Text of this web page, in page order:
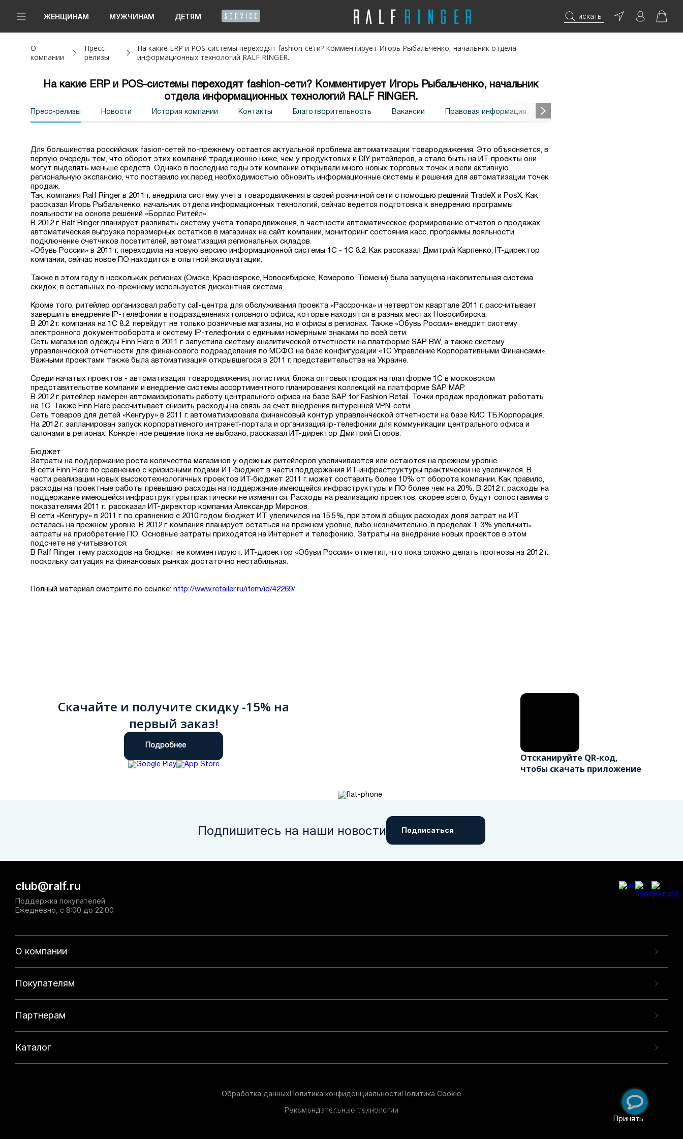
ЖЕНЩИНАМ МУЖЧИНАМ ДЕТЯМ искать
Женщинам
Капсула
Аутлет
Акции / Новости
Адреса магазинов
О
компании
Пресс-
релизы
На какие ERP и POS-системы переходят fashion-сети? Комментирует Игорь Рыбальченко, начальник отдела
информационных технологий RALF RINGER.
На какие ERP и POS-системы переходят fashion-сети? Комментирует Игорь Рыбальченко, начальник
отдела информационных технологий RALF RINGER.
Пресс-релизы Новости История компании Контакты Благотворительность Вакансии Правовая информация
Для большинства российских fasion-сетей по-прежнему остается актуальной проблема автоматизации товародвижения. Это объясняется, в
первую очередь тем, что оборот этих компаний традиционно ниже, чем у продуктовых и DIY-ритейлеров, а стало быть на ИТ-проекты они
могут выделять меньше средств. Однако в последние годы эти компании открывали много новых торговых точек и вели активную
региональную экспансию, что поставило их перед необходимостью обновить информационные системы и решения для автоматизации точек
продаж.
Так, компания Ralf Ringer в 2011 г. внедрила систему учета товародвижения в своей розничной сети с помощью решений TradeX и PosX. Как
рассказал Игорь Рыбальченко, начальник отдела информационных технологий, сейчас ведется подготовка к внедрению программы
лояльности на основе решений «Борлас Ритейл».
В 2012 г. Ralf Ringer планирует развивать систему учета товародвижения, в частности автоматическое формирование отчетов о продажах,
автоматическая выгрузка поразмерных остатков в магазинах на сайт компании, мониторинг состояния касс, программы лояльности,
подключение счетчиков посетителей, автоматизация региональных складов.
«Обувь России» в 2011 г. переходила на новую версию информационной системы 1С - 1С 8.2. Как рассказал Дмитрий Карпенко, IT-директор
компании, сейчас новое ПО находится в опытной эксплуатации.
Также в этом году в нескольких регионах (Омске, Красноярске, Новосибирске, Кемерово, Тюмени) была запущена накопительная система
скидок, в остальных по-прежнему используется дисконтная система.
Кроме того, ритейлер организовал работу call-центра для обслуживания проекта «Рассрочка» и четвертом квартале 2011 г. рассчитывает
завершить внедрение IP-телефонии в подразделениях головного офиса, которые находятся в разных местах Новосибирска.
В 2012 г. компания на 1С 8.2. перейдут не только розничные магазины, но и офисы в регионах. Также «Обувь России» внедрит систему
электронного документооборота и систему IP-телефонии с едиными номерными знаками по всей сети.
Сеть магазинов одежды Finn Flare в 2011 г. запустила систему аналитической отчетности на платформе SAP BW, а также систему
управленческой отчетности для финансового подразделения по МСФО на базе конфигурации «1С Управление Корпоративными Финансами».
Важными проектами также была автоматизация открывшегося в 2011 г. представительства на Украине.
Среди начатых проектов - автоматизация товародвижения, логистики, блока оптовых продаж на платформе 1С в московском
представительстве компании и внедрение системы ассортиментного планирования коллекций на платформе SAP MAP.
В 2012 г. ритейлер намерен автомаизировать работу центрального офиса на базе SAP for Fashion Retail. Точки продаж продолжат работать
на 1С. Также Finn Flare рассчитывает снизить расходы на связь за счет внедрения внтуренней VPN-сети
Сеть товаров для детей «Кенгуру» в 2011 г. автоматизировала финансовый контур управленческой отчетности на базе КИС ТБ.Корпорация.
На 2012 г. запланирован запуск корпоративного интранет-портала и организация ip-телефонии для коммуникации центрального офиса и
салонами в регионах. Конкретное решение пока не выбрано, рассказал ИТ-директор Дмитрий Егоров.
Бюджет
Затраты на поддержание роста количества магазинов у одежных ритейлеров увеличиваются или остаются на прежнем уровне.
В сети Finn Flare по сравнению с кризисными годами ИТ-бюджет в части поддержания ИТ-инфраструктуры практически не увеличился. В
части реализации новых высокотехнологичных проектов ИТ-бюджет 2011 г. может составить более 10% от оборота компании. Как правило,
расходы на проектные работы превышаю расходы на поддержание имеющейся инфраструктуры и ПО более чем на 20%. В 2012 г. расходы на
поддержание имеющейся инфраструктуры практически не изменятся. Расходы на реализацию проектов, скорее всего, будут сопоставимы с
показателями 2011 г., рассказал ИТ-директор компании Александр Миронов.
В сети «Кенгуру» в 2011 г. по сравнению с 2010 годом бюджет ИТ увеличился на 15,5%, при этом в общих расходах доля затрат на ИТ
осталась на прежнем уровне. В 2012 г. компания планирует остаться на прежнем уровне, либо незначительно, в пределах 1-3% увеличить
затраты на приобретение ПО. Основные затраты приходятся на Интернет и телефонию. Затраты на внедрение новых проектов в этом
подсчете не учитываются.
В Ralf Ringer тему расходов на бюджет не комментируют. ИТ-директор «Обуви России» отметил, что пока сложно делать прогнозы на 2012 г.,
поскольку ситуация на финансовых рынках достаточно нестабильная.
Полный материал смотрите по ссылке: http://www.retailer.ru/item/id/42269/
Скачайте и получите скидку -15% на
первый заказ!
Подробнее
Отсканируйте QR-код,
чтобы скачать приложение
Подпишитесь на наши новости Подписаться
О компании
Покупателям
Партнерам
Каталог
club@ralf.ru
Поддержка покупателей
Ежедневно, с 8:00 до 22:00
Обработка данныхПолитика конфиденциальностиПолитика Cookie
Рекомендательные технологии
Данный веб-сайт использует cookie-файлы и рекомендательные технологии в целях предоставления вам лучшего пользовательского опыта
Принять